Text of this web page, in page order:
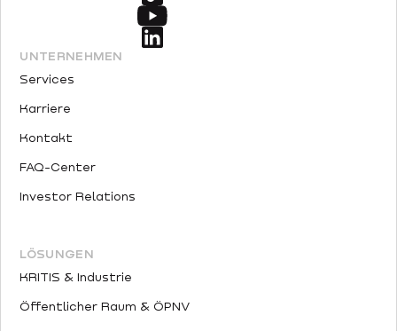
UNTERNEHMEN
Services
Karriere
Kontakt
FAQ-Center
Investor Relations
LÖSUNGEN
KRITIS & Industrie
Öffentlicher Raum & ÖPNV